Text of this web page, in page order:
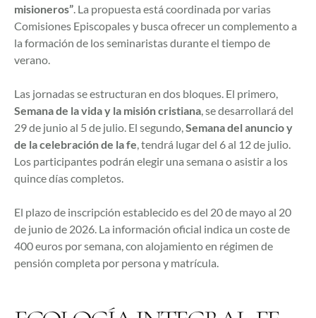
misioneros”. La propuesta está coordinada por varias
Comisiones Episcopales y busca ofrecer un complemento a
la formación de los seminaristas durante el tiempo de
verano.
Las jornadas se estructuran en dos bloques. El primero,
Semana de la vida y la misión cristiana, se desarrollará del
29 de junio al 5 de julio. El segundo,Semana del anuncio y
de la celebración de la fe, tendrá lugar del 6 al 12 de julio.
Los participantes podrán elegir una semana o asistir a los
quince días completos.
El plazo de inscripción establecido es del 20 de mayo al 20
de junio de 2026. La información oficial indica un coste de
400 euros por semana, con alojamiento en régimen de
pensión completa por persona y matrícula.